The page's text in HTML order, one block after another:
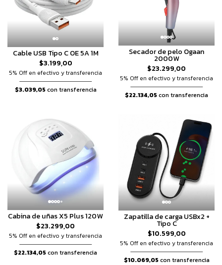
Cable USB Tipo C OE 5A 1M
$3.199,00
5% Off en efectivo y transferencia
$3.039,05con transferencia
Secador de pelo Ogaan
2000W
$23.299,00
5% Off en efectivo y transferencia
$22.134,05con transferencia
Cabina de uñas X5 Plus 120W
$23.299,00
5% Off en efectivo y transferencia
$22.134,05con transferencia
Zapatilla de carga USBx2 +
Tipo C
$10.599,00
5% Off en efectivo y transferencia
$10.069,05con transferencia